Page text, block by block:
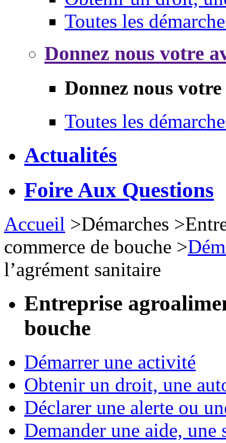
Toutes les
Donnez nous votre
Donnez nous
Toutes les
Actualités
Foire Aux Questions
Accueil >Démarches >
commerce de bouche >
l’agrément sanitaire
Entreprise
bouche
Démarrer une activité
Obtenir un droit, une
Déclarer une alerte ou
Demander une aide, une